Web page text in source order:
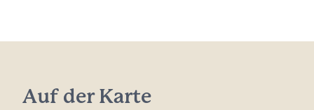
Auf der Karte